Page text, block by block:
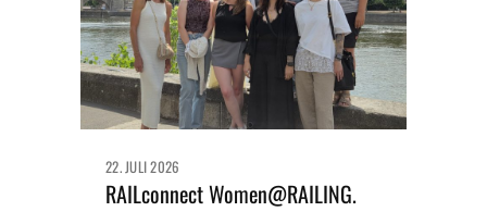
22. JULI 2026
RAILconnect Women@RAILING.